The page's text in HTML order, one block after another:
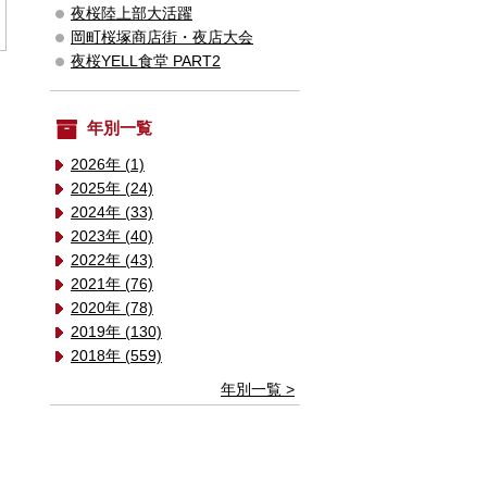
夜桜陸上部大活躍
岡町桜塚商店街・夜店大会
夜桜YELL食堂 PART2
年別一覧
2026年 (1)
2025年 (24)
2024年 (33)
2023年 (40)
2022年 (43)
2021年 (76)
2020年 (78)
2019年 (130)
2018年 (559)
年別一覧 >